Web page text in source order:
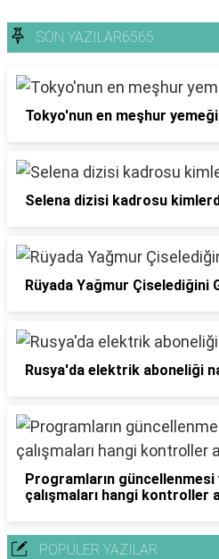
SON YAZILAR6565
Tokyo'nun en meşhur
Selena dizisi kadrosu
Rüyada Yağmur Çiselediğini
Rusya'da elektrik aboneliği
Programların
çalışmaları hangi kontroller
POPÜLER YAZILAR